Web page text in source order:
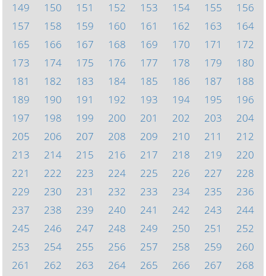
149
150 151 152 153 154 155
156
157
158 159 160 161 162 163
164
165
166 167 168 169 170 171
172
173
174 175 176 177 178 179
180
181
182 183 184 185 186 187
188
189
190 191 192 193 194 195
196
197
198 199 200 201 202 203
204
205
206 207 208 209 210 211
212
213
214 215 216 217 218 219
220
221
222 223 224 225 226 227
228
229
230 231 232 233 234 235
236
237
238 239 240 241 242 243
244
245
246 247 248 249 250 251
252
253
254 255 256 257 258 259
260
261
262 263 264 265 266 267
268